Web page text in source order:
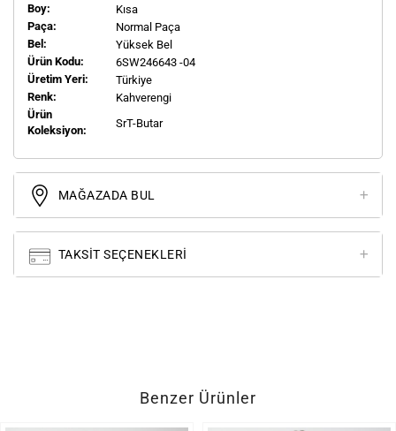
Boy:
Kısa
Paça:
Normal Paça
Bel:
Yüksek Bel
Ürün Kodu:
6SW246643 -04
Üretim Yeri:
Türkiye
Renk:
Kahverengi
Ürün
Koleksiyon:
SrT-Butar
MAĞAZADA BUL
TAKSIT SEÇENEKLERI
Benzer Ürünler